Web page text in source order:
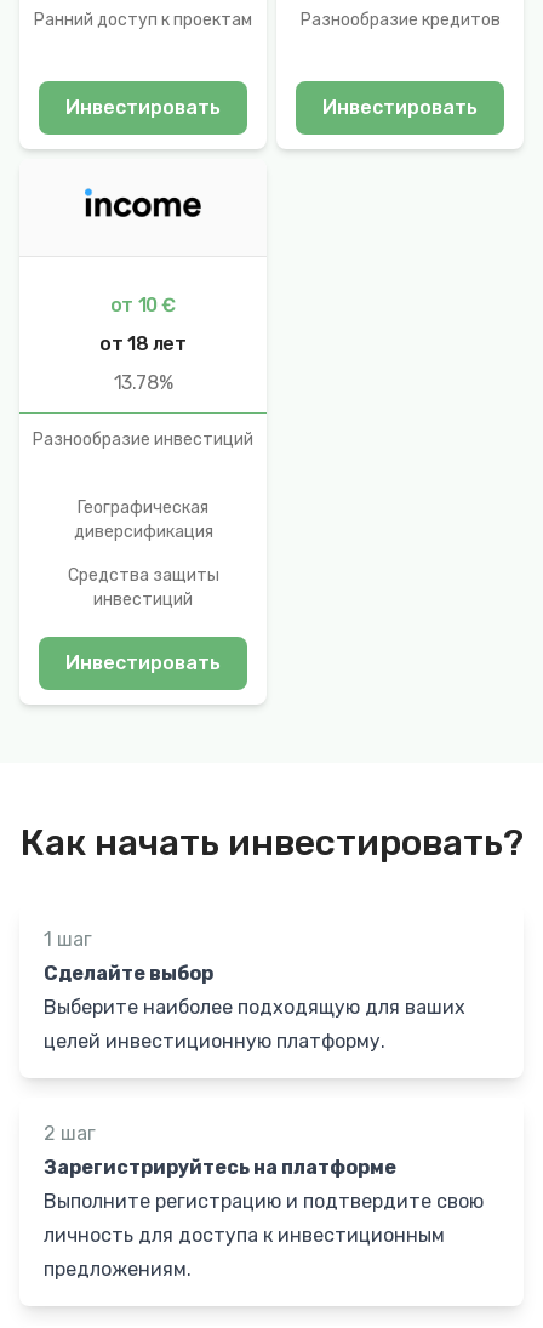
Ранний доступ к проектам
Инвестировать
Разнообразие кредитов
Инвестировать
от 10 €
от 18 лет
13.78%
Разнообразие инвестиций
Географическая
диверсификация
Средства защиты
инвестиций
Инвестировать
Как начать инвестировать?
1 шаг
Сделайте выбор
Выберите наиболее подходящую для ваших
целей инвестиционную платформу.
2 шаг
Зарегистрируйтесь на платформе
Выполните регистрацию и подтвердите свою
личность для доступа к инвестиционным
предложениям.